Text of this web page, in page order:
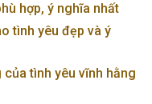
hợp, ý nghĩa nhất
tình yêu đẹp và ý
tình yêu vĩnh hằng